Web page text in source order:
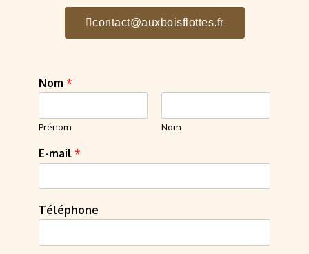
contact@auxboisflottes.fr
Nom *
Prénom Nom
E-mail *
Téléphone